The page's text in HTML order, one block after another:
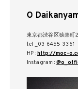
O
東京都渋谷区猿楽町
tel _03-6455-3361
HP : http://moc-
Instagram :